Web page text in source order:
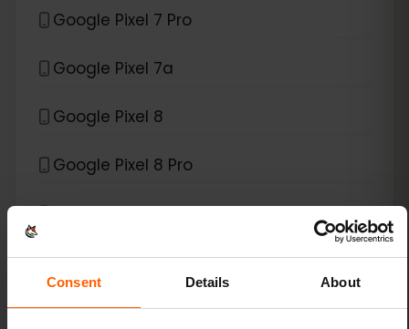
Consent Details About
Google Pixel 7 Pro
Google Pixel 7a
Google Pixel 8
Google Pixel 8 Pro
Google Pixel 9
Google Pixel 9 Pro
Google Pixel 9 Pro Fold